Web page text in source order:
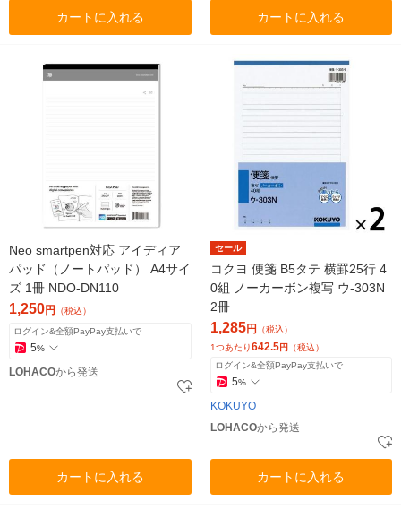
カートに入れる カートに入れる
Neo smartpen対応 アイディア
パッド（ノートパッド） A4サイ
ズ 1冊 NDO-DN110
1,250円 （税込）
ログイン&全額PayPay支払いで
5%
LOHACOから発送
カートに入れる
セール
コクヨ 便箋 B5タテ 横罫25行 4
0組 ノーカーボン複写 ウ-303N
2冊
1,285円 （税込）
1つあたり642.5円 （税込）
ログイン&全額PayPay支払いで
5%
KOKUYO
LOHACOから発送
カートに入れる